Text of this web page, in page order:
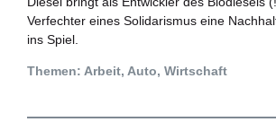
Aktuelles
Mitmachen ?
Verfechter eines Solidarismus eine
ins Spiel.
Themen: Arbeit, Auto, Wirtschaft